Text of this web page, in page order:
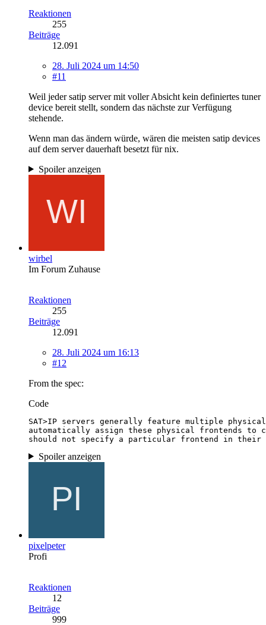
Reaktionen
255
Beiträge
12.091
28. Juli 2024 um 14:50
#11
Weil jeder satip server mit voller Absicht kein definiertes tuner
device bereit stellt, sondern das nächste zur Verfügung
stehende.
Wenn man das ändern würde, wären die meisten satip devices
auf dem server dauerhaft besetzt für nix.
Spoiler anzeigen
wirbel
Im Forum Zuhause
Reaktionen
255
Beiträge
12.091
28. Juli 2024 um 16:13
#12
From the spec:
Code
should not specify a particular frontend in their
Spoiler anzeigen
pixelpeter
Profi
Reaktionen
12
Beiträge
999